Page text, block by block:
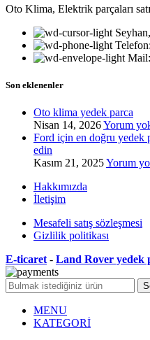
Oto Klima, Elektrik parçaları
Son eklenenler
Oto klima yedek parca
Nisan 14, 2026Yorum
Ford için en doğru yedek
edin
Kasım 21, 2025Yorum
Hakkımızda
İletişim
Mesafeli satış sözleşmesi
Gizlilik politikası
E-ticaret - Land Rover yedek
MENU
KATEGORİ